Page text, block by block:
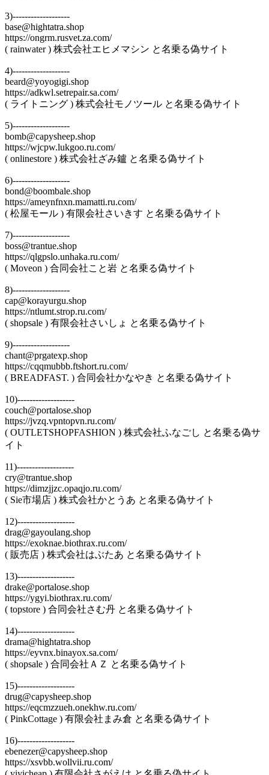
3)-------------------
base@hightatra.shop
https://ongrm.rusvet.za.com/
( rainwater ) 株式会社エヒメマシン と名乗る偽サイト
4)-------------------
beard@yoyogigi.shop
https://adkwl.setrepair.sa.com/
( ライトニング ) 株式会社モノツール と名乗る偽サイト
5)-------------------
bomb@capysheep.shop
https://wjcpw.lukgoo.ru.com/
( onlinestore ) 株式会社ざみ鑪 と名乗る偽サイト
6)-------------------
bond@boombale.shop
https://ameynfnxn.mamatti.ru.com/
( 松屋モール ) 有限会社さいきす と名乗る偽サイト
7)-------------------
boss@trantue.shop
https://qlgpslo.unhaka.ru.com/
( Moveon ) 合同会社こと岩 と名乗る偽サイト
8)-------------------
cap@korayurgu.shop
https://ntlumt.strop.ru.com/
( shopsale ) 有限会社さいしょ と名乗る偽サイト
9)-------------------
chant@prgatexp.shop
https://cqqmubbb.ftshort.ru.com/
( BREADFAST. ) 合同会社かなやき と名乗る偽サイト
10)-------------------
couch@portalose.shop
https://jvzq.vpntopvn.ru.com/
( OUTLETSHOPFASHION ) 株式会社ふなごし と名乗る偽サ
イト
11)-------------------
cry@trantue.shop
https://dimzjjzc.opaqjo.ru.com/
( Sie市場店 ) 株式会社かとうあ と名乗る偽サイト
12)-------------------
drag@gayoulang.shop
https://exoknae.biothrax.ru.com/
( 販売店 ) 株式会社はぶたあ と名乗る偽サイト
13)-------------------
drake@portalose.shop
https://ygyi.biothrax.ru.com/
( topstore ) 合同会社さむ丹 と名乗る偽サイト
14)-------------------
drama@hightatra.shop
https://eyvnx.binayox.sa.com/
( shopsale ) 合同会社ＡＺ と名乗る偽サイト
15)-------------------
drug@capysheep.shop
https://eqcmzzueh.onekhw.ru.com/
( PinkCottage ) 有限会社まみ倉 と名乗る偽サイト
16)-------------------
ebenezer@capysheep.shop
https://xsvbb.wollvii.ru.com/